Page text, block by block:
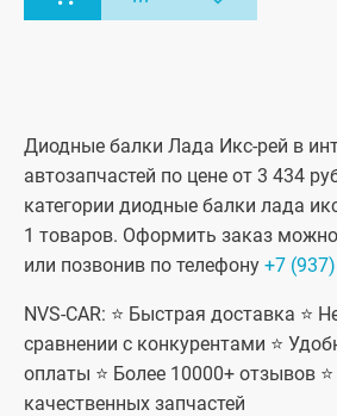
Диодные балки Лада Икс-рей в
автозапчастей по цене от 3 434
категории диодные балки лада
1 товаров. Оформить заказ
или позвонив по телефону +7
NVS-CAR: ⭐ Быстрая доставка ⭐
сравнении с конкурентами ⭐
оплаты ⭐ Более 10000+ отзывов
качественных запчастей